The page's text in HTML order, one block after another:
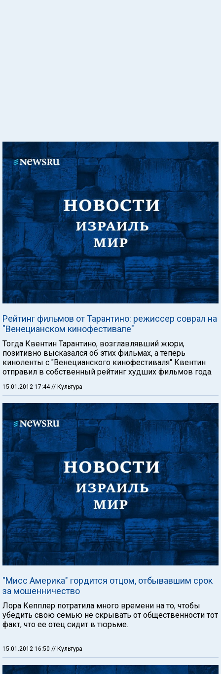
Рейтинг фильмов от Тарантино: режиссер соврал на
"Венецианском кинофестивале"
Тогда Квентин Тарантино, возглавлявший жюри,
позитивно высказался об этих фильмах, а теперь
киноленты с "Венецианского кинофестиваля" Квентин
отправил в собственный рейтинг худших фильмов года.
15.01.2012 17:44// Культура
"Мисс Америка" гордится отцом, отбывавшим срок
за мошенничество
Лора Кепплер потратила много времени на то, чтобы
убедить свою семью не скрывать от общественности тот
факт, что ее отец сидит в тюрьме.
15.01.2012 16:50 // Культура